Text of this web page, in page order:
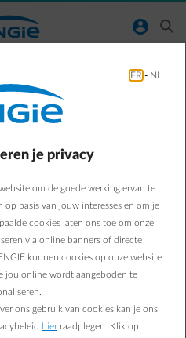
normal-account-circle search
je bij elke wascyclus
en nare geurtjes kunt
FR - NL
je privacy
om de goede werking ervan te
op basis van jouw interesses en om je
cookies laten ons toe om onze
via online banners of directe
kunnen cookies op onze website
jou online wordt aangeboden te
ons gebruik van cookies kan je ons
hier raadplegen. Klik op